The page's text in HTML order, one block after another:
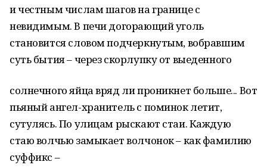
и честным чис­лам шагов на границе с
невидимым. В печи догорающий уголь
становится словом подчеркнутым, вобравшим
суть бытия – через скорлупку от выеденного
солнечного яйца вряд ли проникнет больше... Вот
пьяный ан­гел-хранитель с поминок летит,
сутулясь. По улицам рыскают стаи. Каждую
стаю волчью замыкает волчонок – как фамилию
суф­фикс –